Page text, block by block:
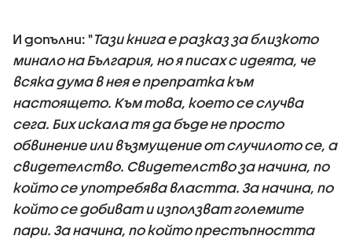
И допълни: "Тази книга е разказ за близкото
минало на България, но я писах с идеята, че
всяка дума в нея е препратка към
настоящето. Към това, което се случва
сега. Бих искала тя да бъде не просто
обвинение или възмущение от случилото се, а
свидетелство. Свидетелство за начина, по
който се употребява властта. За начина, по
който се добиват и използват големите
пари. За начина, по който престъпността